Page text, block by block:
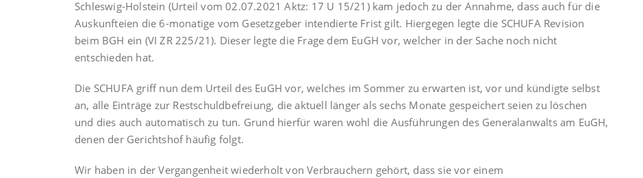
Schleswig-Holstein (Urteil vom 02.07.2021 Aktz: 17 U 15/21) kam jedoch zu der Annahme, dass auch für die
Auskunfteien die 6-monatige vom Gesetzgeber intendierte Frist gilt. Hiergegen legte die SCHUFA Revision
beim BGH ein (VI ZR 225/21). Dieser legte die Frage dem EuGH vor, welcher in der Sache noch nicht
entschieden hat.
Die SCHUFA griff nun dem Urteil des EuGH vor, welches im Sommer zu erwarten ist, vor und kündigte selbst
an, alle Einträge zur Restschuldbefreiung, die aktuell länger als sechs Monate gespeichert seien zu löschen
und dies auch automatisch zu tun. Grund hierfür waren wohl die Ausführungen des Generalanwalts am EuGH,
denen der Gerichtshof häufig folgt.
Wir haben in der Vergangenheit wiederholt von Verbrauchern gehört, dass sie vor einem